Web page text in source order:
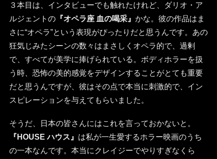
３本目は、インタビューでも触れたけれど、ダリオ・ア
ルジェントの『オペラ座 血の喝采』 かな。彼の作品はま
さに“オペラ”という表現がぴったりだと思うんです。あの
狂気じみたシーンの数々はまさしくオペラ的で、過剰
で、すべてが美学に捧げられている。ボディホラーを扱
う時、恐怖の美的感覚をデザインすることがとても重要
だと思うんですが、彼はその点で本当に刺激的で、イン
スピレーションを与えてもらいました。
そうだ、日本の皆さんにはこれを言っておかないと。
『HOUSE ハウス』 は私が一生愛するホラー映画のうち
の一本なんです。本当にクレイジーでやりすぎなくら